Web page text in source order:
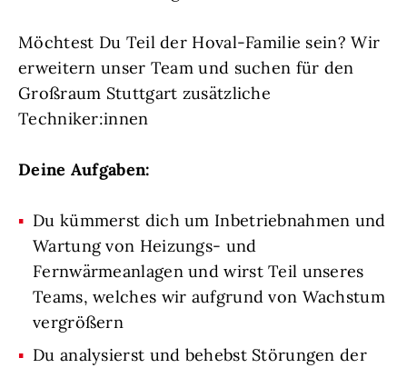
Möchtest Du Teil der Hoval-Familie sein? Wir
erweitern unser Team und suchen für den
Großraum Stuttgart zusätzliche
Techniker:innen
Deine Aufgaben:
Du kümmerst dich um Inbetriebnahmen und
Wartung von Heizungs- und
Fernwärmeanlagen und wirst Teil unseres
Teams, welches wir aufgrund von Wachstum
vergrößern
Du analysierst und behebst Störungen der